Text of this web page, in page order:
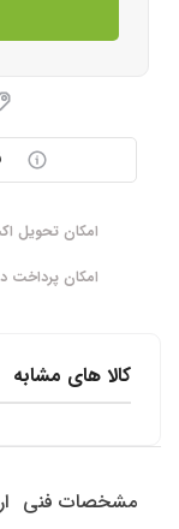
امکان تحویل
امکان پرداخت
کالا های مشابه
مشخصات فنی